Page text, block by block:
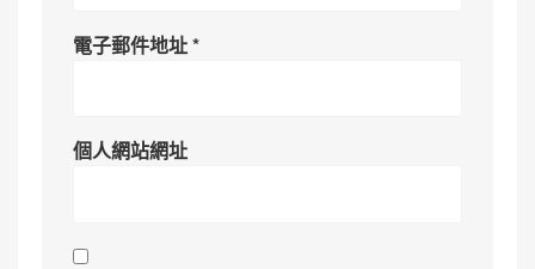
電子郵件地址*
個人網站網址